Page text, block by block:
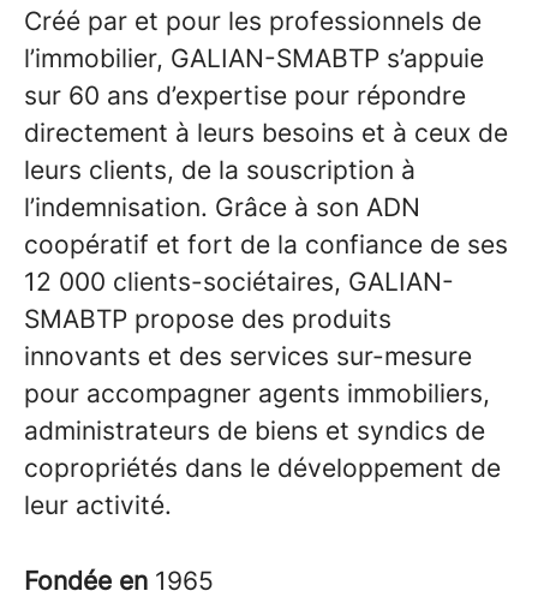
Créé par et pour les professionnels de
l’immobilier, GALIAN-SMABTP s’appuie
sur 60 ans d’expertise pour répondre
directement à leurs besoins et à ceux de
leurs clients, de la souscription à
l’indemnisation. Grâce à son ADN
coopératif et fort de la confiance de ses
12 000 clients-sociétaires, GALIAN-
SMABTP propose des produits
innovants et des services sur-mesure
pour accompagner agents immobiliers,
administrateurs de biens et syndics de
copropriétés dans le développement de
leur activité.
Fondée en 1965